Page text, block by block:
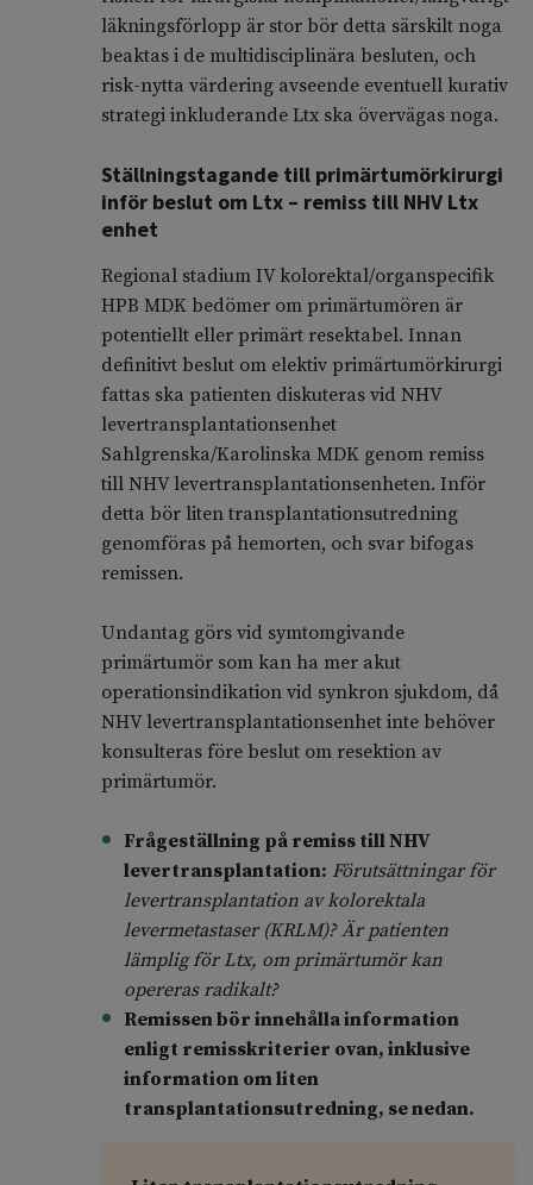
läkningsförlopp är stor bör detta särskilt noga
beaktas i de multidisciplinära besluten, och
risk-nytta värdering avseende eventuell kurativ
strategi inkluderande Ltx ska övervägas noga.
Ställningstagande till primärtumörkirurgi
inför beslut om Ltx – remiss till NHV Ltx
enhet
Regional stadium IV kolorektal/organspecifik
HPB MDK bedömer om primärtumören är
potentiellt eller primärt resektabel. Innan
definitivt beslut om elektiv primärtumörkirurgi
fattas ska patienten diskuteras vid NHV
levertransplantationsenhet
Sahlgrenska/Karolinska MDK genom remiss
till NHV levertransplantationsenheten. Inför
detta bör liten transplantationsutredning
genomföras på hemorten, och svar bifogas
remissen.
Undantag görs vid symtomgivande
primärtumör som kan ha mer akut
operationsindikation vid synkron sjukdom, då
NHV levertransplantationsenhet inte behöver
konsulteras före beslut om resektion av
primärtumör.
Frågeställning på remiss till NHV
levertransplantation: Förutsättningar för
levertransplantation av kolorektala
levermetastaser (KRLM)? Är patienten
lämplig för Ltx, om primärtumör kan
opereras radikalt?
Remissen bör innehålla information
enligt remisskriterier ovan, inklusive
information om liten
transplantationsutredning, se nedan.